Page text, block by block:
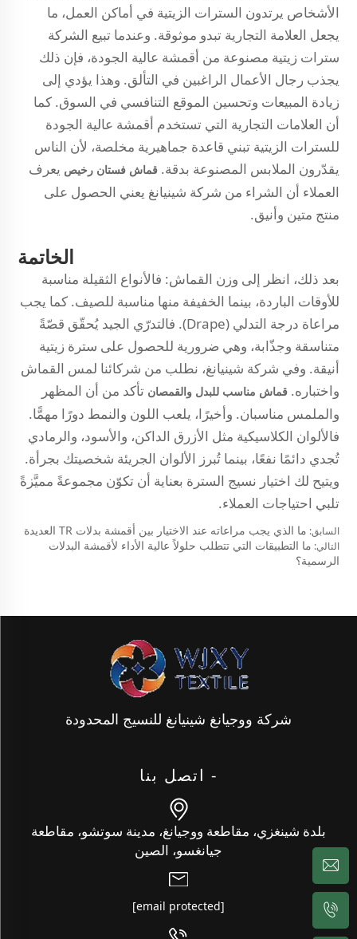
الأشخاص يرتدون السترات الزيتية في أماكن العمل، ما
يجعل العلامة التجارية تبدو موثوقة. وعندما تبيع الشركة
سترات زيتية مصنوعة من أقمشة عالية الجودة، فإن ذلك
يجذب رجال الأعمال الراغبين في التألق. وهذا يؤدي إلى
زيادة المبيعات وتحسين الموقع التنافسي في السوق. كما
أن العلامات التجارية التي تستخدم أقمشة عالية الجودة
للسترات الزيتية تبني قاعدة جماهيرية مخلصة، لأن الناس
يقدّرون الملابس المصنوعة بدقة. قماش فستان رخيص يعرف
العملاء أن الشراء من شركة شينيانغ يعني الحصول على
منتج متين وأنيق.
الخاتمة
بعد ذلك، انظر إلى وزن القماش: فالأنواع الثقيلة مناسبة
للأوقات الباردة، بينما الخفيفة منها مناسبة للصيف. كما يجب
مراعاة درجة التدلي (Drape). فالتدرّي الجيد يُحقّق قصّةً
متناسقة وجذّابة، وهي ضرورية للحصول على سترة زيتية
أنيقة. وفي شركة شينيانغ، نطلب من شركائنا لمس القماش
واختباره. قماش مناسب للبدل والقمصان تأكد من أن المظهر
والملمس مناسبان. وأخيرًا، يلعب اللون والنمط دورًا مهمًّا.
فالألوان الكلاسيكية مثل الأزرق الداكن، والأسود، والرمادي
تُجدي دائمًا نفعًا، بينما تُبرز الألوان الجريئة شخصيتك بجرأة.
ويتيح لك اختيار نسيج السترة بعناية أن تكوّن مجموعةً مميَّزةً
تلبي احتياجات العملاء.
السابق: ما الذي يجب مراعاته عند الاختيار بين أقمشة بدلات TR العديدة
التالي: ما التطبيقات التي تتطلب حلولاً عالية الأداء لأقمشة البدلات
الرسمية؟
شركة ووجيانغ شينيانغ للنسيج المحدودة
- اتصل بنا
بلدة شينغزي، مقاطعة ووجيانغ، مدينة سوتشو، مقاطعة
جيانغسو، الصين
[email protected]